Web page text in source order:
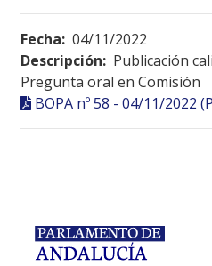
Fecha: 04/11/2022
Descripción: Publicación
Pregunta oral en Comisión
BOPA nº 58 - 04/11/2022